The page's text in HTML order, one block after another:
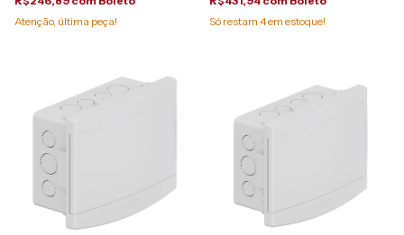
Atenção, última peça!
Só restam 4em estoque!